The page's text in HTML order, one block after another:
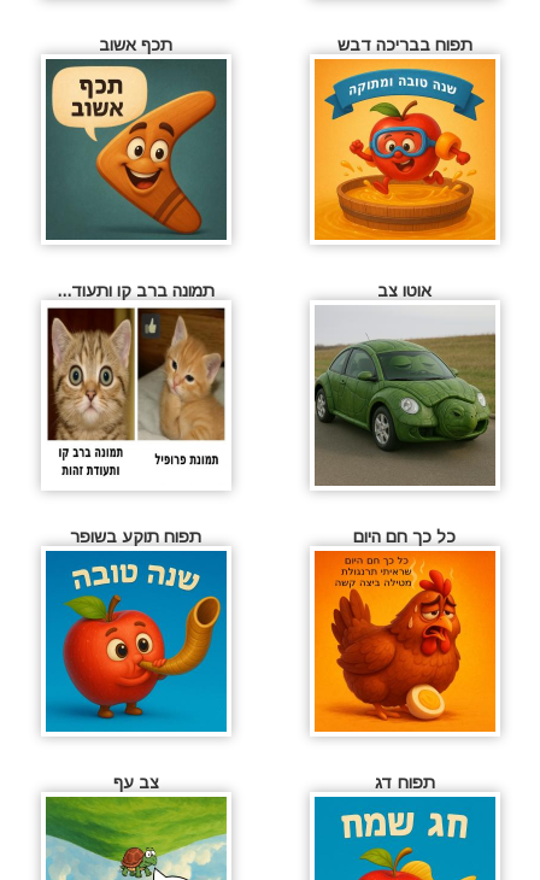
תפוח בבריכה דבש תכף אשוב
אוטו צב תמונה ברב קו ותעוד...
כל כך חם היום תפוח תוקע בשופר
תפוח דג צב עף